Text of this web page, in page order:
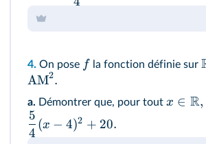
4. On pose f la fonction définie sur
AM2.
a. Démontrer que, pour tout x ∈ R,
4
5
(x − 4)2 + 20.